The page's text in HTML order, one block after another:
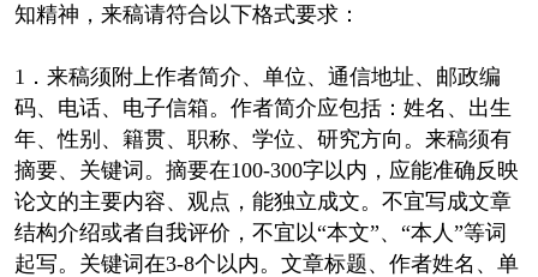
知精神，来稿请符合以下格式要求：
1．来稿须附上作者简介、单位、通信地址、邮政编
码、电话、电子信箱。作者简介应包括：姓名、出生
年、性别、籍贯、职称、学位、研究方向。来稿须有
摘要、关键词。摘要在100-300字以内，应能准确反映
论文的主要内容、观点，能独立成文。不宜写成文章
结构介绍或者自我评价，不宜以“本文”、“本人”等词
起写。关键词在3-8个以内。文章标题、作者姓名、单